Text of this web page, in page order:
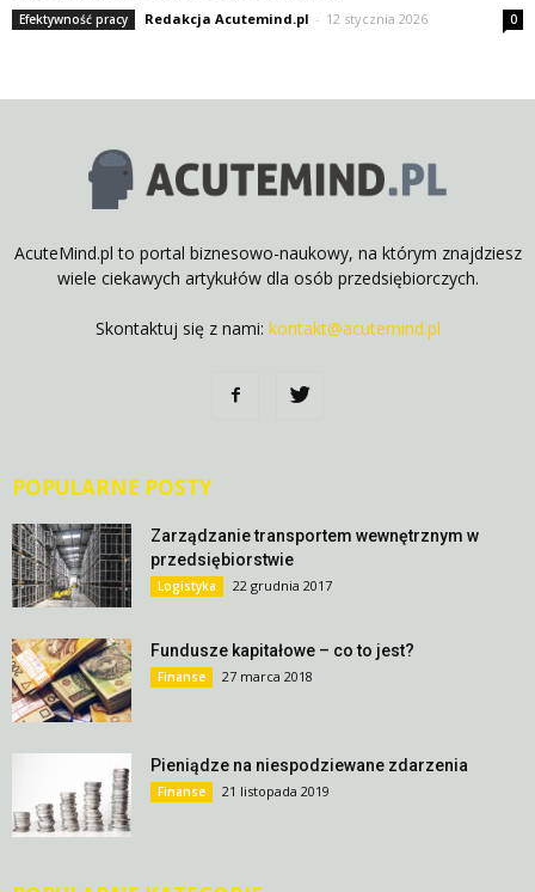
Efektywność pracy Redakcja Acutemind.pl - 12 stycznia 2026 0
AcuteMind.pl to portal biznesowo-naukowy, na którym znajdziesz
wiele ciekawych artykułów dla osób przedsiębiorczych.
Skontaktuj się z nami: kontakt@acutemind.pl
POPULARNE POSTY
Zarządzanie transportem wewnętrznym w
przedsiębiorstwie
Logistyka 22 grudnia 2017
Fundusze kapitałowe – co to jest?
Finanse 27 marca 2018
Pieniądze na niespodziewane zdarzenia
Finanse 21 listopada 2019